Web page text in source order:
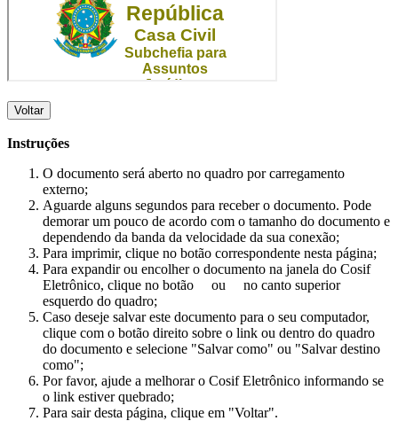
Voltar
Instruções
O documento será aberto no quadro por carregamento
externo;
Aguarde alguns segundos para receber o documento. Pode
demorar um pouco de acordo com o tamanho do documento e
dependendo da banda da velocidade da sua conexão;
Para imprimir, clique no botão correspondente nesta página;
Para expandir ou encolher o documento na janela do Cosif
Eletrônico, clique no botão
ou
no canto superior
esquerdo do quadro;
Caso deseje salvar este documento para o seu computador,
clique com o botão direito sobre o link ou dentro do quadro
do documento e selecione "Salvar como" ou "Salvar destino
como";
Por favor, ajude a melhorar o Cosif Eletrônico informando se
o link estiver quebrado;
Para sair desta página, clique em "Voltar".